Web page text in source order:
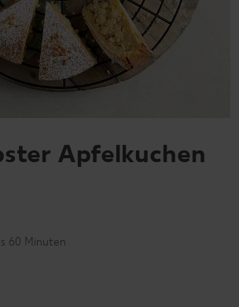
Apfelkuchen
teilen
Pinterest teilen
60 Minuten